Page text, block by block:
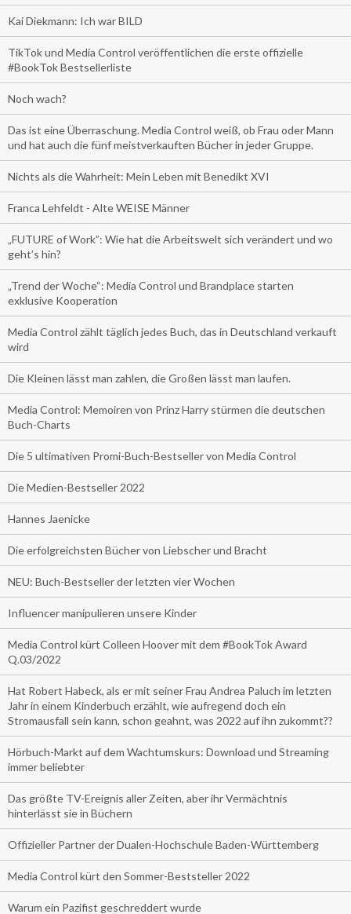
Kai Diekmann: Ich war BILD
TikTok und Media Control veröffentlichen die erste offizielle
#BookTok Bestsellerliste
Noch wach?
Das ist eine Überraschung. Media Control weiß, ob Frau oder Mann
und hat auch die fünf meistverkauften Bücher in jeder Gruppe.
Nichts als die Wahrheit: Mein Leben mit Benedikt XVI
Franca Lehfeldt - Alte WEISE Männer
„FUTURE of Work”: Wie hat die Arbeitswelt sich verändert und wo
geht’s hin?
„Trend der Woche“: Media Control und Brandplace starten
exklusive Kooperation
Media Control zählt täglich jedes Buch, das in Deutschland verkauft
wird
Die Kleinen lässt man zahlen, die Großen lässt man laufen.
Media Control: Memoiren von Prinz Harry stürmen die deutschen
Buch-Charts
Die 5 ultimativen Promi-Buch-Bestseller von Media Control
Die Medien-Bestseller 2022
Hannes Jaenicke
Die erfolgreichsten Bücher von Liebscher und Bracht
NEU: Buch-Bestseller der letzten vier Wochen
Influencer manipulieren unsere Kinder
Media Control kürt Colleen Hoover mit dem #BookTok Award
Q.03/2022
Hat Robert Habeck, als er mit seiner Frau Andrea Paluch im letzten
Jahr in einem Kinderbuch erzählt, wie aufregend doch ein
Stromausfall sein kann, schon geahnt, was 2022 auf ihn zukommt??
Hörbuch-Markt auf dem Wachtumskurs: Download und Streaming
immer beliebter
Das größte TV-Ereignis aller Zeiten, aber ihr Vermächtnis
hinterlässt sie in Büchern
Offizieller Partner der Dualen-Hochschule Baden-Württemberg
Media Control kürt den Sommer-Beststeller 2022
Warum ein Pazifist geschreddert wurde